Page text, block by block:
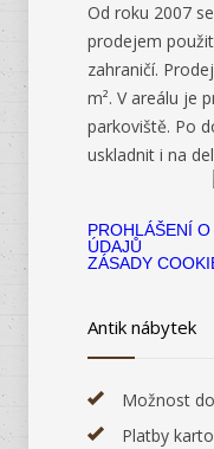
Od roku 2007
prodejem
zahraničí.
m². V areálu je
parkoviště. Po
uskladnit i na
PROHLÁŠENÍ
ÚDAJŮ
ZÁSADY
Antik nábytek
Možnost
Platby